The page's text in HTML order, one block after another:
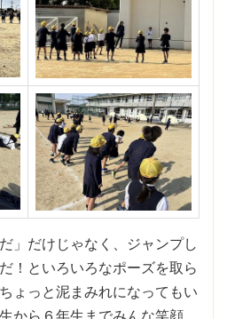
」だけじゃなく、ジャンプし
！といろいろなポーズを取ら
ょっと泥まみれになってもい
から６年生までみんな笑顔